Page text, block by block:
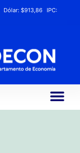
Dólar: $913,86
IPC: